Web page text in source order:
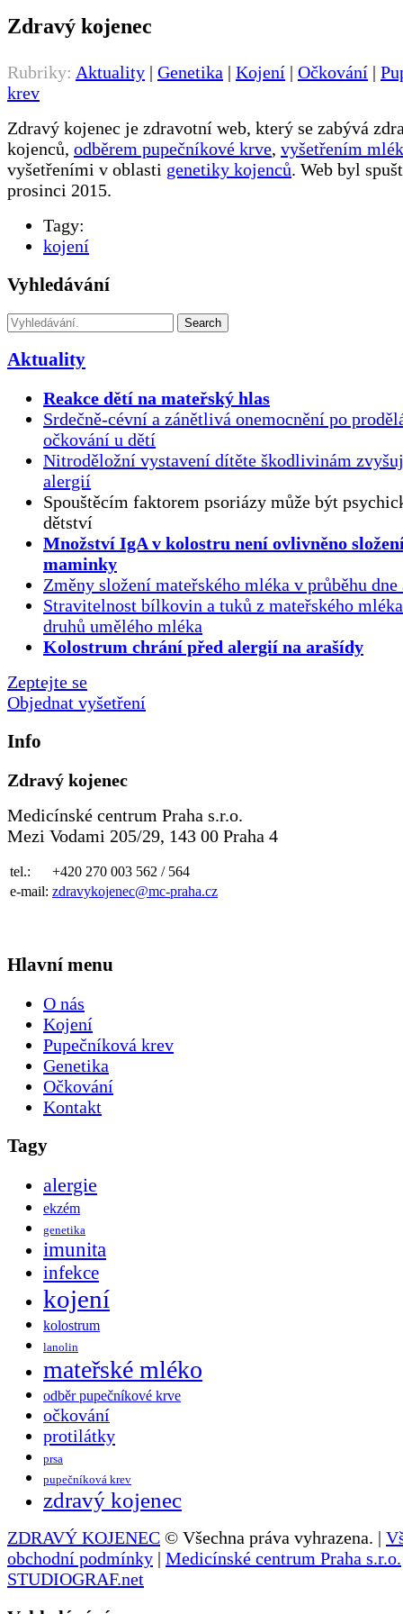
Zdravý kojenec
Rubriky: Aktuality | Genetika | Kojení | Očkování |
krev
Zdravý kojenec je zdravotní web, který se zabývá
kojenců, odběrem pupečníkové krve, vyšetřením
vyšetřeními v oblasti genetiky kojenců. Web byl
prosinci 2015.
Tagy:
kojení
Vyhledávání
Search
Aktuality
Reakce dětí na mateřský hlas
Srdečně-cévní a zánětlivá onemocnění po
očkování u dětí
Nitroděložní vystavení dítěte škodlivinám
alergií
Spouštěcím faktorem psoriázy může být
dětství
Množství IgA v kolostru není ovlivněno
maminky
Změny složení mateřského mléka v průběhu dne
Stravitelnost bílkovin a tuků z mateřského
druhů umělého mléka
Kolostrum chrání před alergií na arašídy
Zeptejte se
Objednat vyšetření
Info
Zdravý kojenec
Medicínské centrum Praha s.r.o.
Mezi Vodami 205/29, 143 00 Praha 4
tel.:
+420 270 003 562 / 564
e-mail: zdravykojenec@mc-praha.cz
Hlavní menu
O nás
Kojení
Pupečníková krev
Genetika
Očkování
Kontakt
Tagy
alergie
ekzém
genetika
imunita
infekce
kojení
kolostrum
lanolin
mateřské mléko
odběr pupečníkové krve
očkování
protilátky
prsa
pupečníková krev
zdravý kojenec
ZDRAVÝ KOJENEC © Všechna práva vyhrazena. |
obchodní podmínky | Medicínské centrum Praha s.r.o.
STUDIOGRAF.net